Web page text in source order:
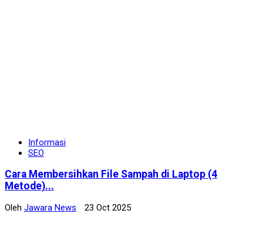
Informasi
SEO
Cara Membersihkan File Sampah di Laptop (4
Metode)...
Oleh Jawara News 23 Oct 2025